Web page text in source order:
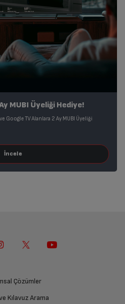
MUBI Üyeliği Hediye!
TV Alanlara 2 Ay MUBI Üyeliği
Çözümler
Kılavuz Arama